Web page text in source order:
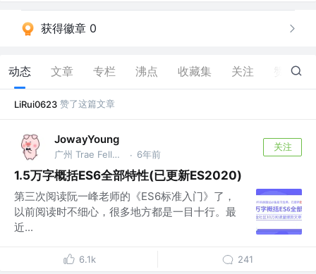
获得徽章 0
动态 文章 专栏 沸点 收藏集 关注 4
LiRui0623 赞了这篇文章
JowayYoung
广州 Trae Fellow，前网易资深前端，总结大师 @网易 · 6年前
关注
1.5万字概括ES6全部特性(已更新ES2020)
第三次阅读阮一峰老师的《ES6标准入门》了，
以前阅读时不细心，很多地方都是一目十行。最
近...
6.1k 241